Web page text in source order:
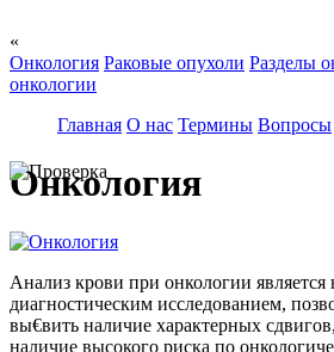
«
Онкология Раковые опухоли Разделы
онкологии
Главная О нас Термины Вопросы
Онкология
Анализ крови при онкологии
диагностическим исследованием,
вы€вить наличие характерных
наличие высокого риска по